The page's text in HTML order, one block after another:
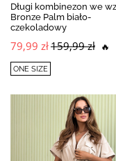
Długi kombinezon we
Bronze Palm biało-
czekoladowy
79,99 zł159,99 zł 🔥
ONE SIZE